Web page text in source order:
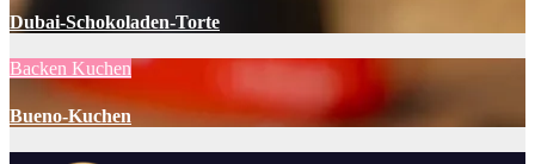
Dubai-Schokoladen-Torte
Backen Kuchen
Bueno-Kuchen